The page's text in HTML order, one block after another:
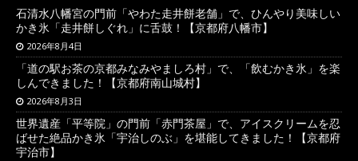
石清水八幡宮の門前「やわた走井餅老舗」で、ひんやり美味しい
かき氷「走井餅しぐれ」に舌鼓！【京都府八幡市】
2026年8月4日
「道の駅お茶の京都みなみやましろ村」で、「飲むかき氷」を楽
しんできました！【京都府南山城村】
2026年8月3日
世界遺産「平等院」の門前「赤門茶屋」で、アイスクリームを忍
ばせた絶品かき氷「宇治しのぶ」を堪能してきました！【京都府
宇治市】